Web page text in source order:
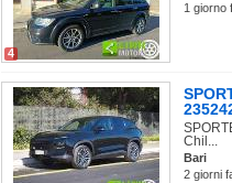
4
1 giorno
Chil...
Bari
2 giorni